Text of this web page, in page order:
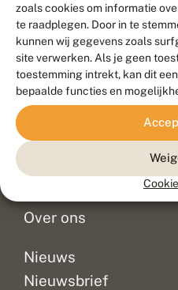
zoals cookies om informatie
te raadplegen. Door in te
kunnen wij gegevens zoals
site verwerken. Als je geen
toestemming intrekt, kan dit
bepaalde functies en
Contact
Veelgestelde vragen
Doneer
Over ons
Nieuws
Nieuwsbrief
Meld waarnemingen
© 2026
Duurzaam ontwikkeld door
Blue